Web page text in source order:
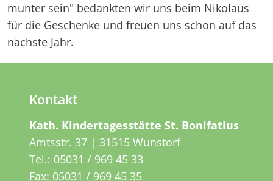
munter sein" bedankten wir uns beim Nikolaus
für die Geschenke und freuen uns schon auf das
nächste Jahr.
Kontakt
Kath. Kindertagesstätte St. Bonifatius
Amtsstr. 37 | 31515 Wunstorf
Tel.: 05031 / 969 45 33
Fax: 05031 / 969 45 35